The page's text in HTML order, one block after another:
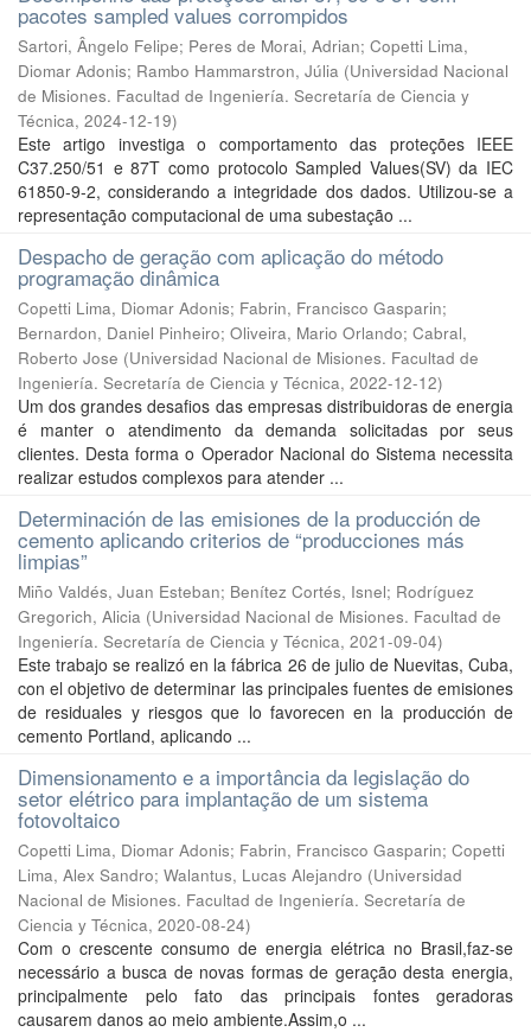
pacotes sampled values corrompidos
Sartori, Ângelo Felipe; Peres de Morai, Adrian; Copetti Lima,
Diomar Adonis; Rambo Hammarstron, Júlia (Universidad Nacional
de Misiones. Facultad de Ingeniería. Secretaría de Ciencia y
Técnica, 2024-12-19)
Este artigo investiga o comportamento das proteções IEEE
C37.250/51 e 87T como protocolo Sampled Values(SV) da IEC
61850-9-2, considerando a integridade dos dados. Utilizou-se a
representação computacional de uma subestação ...
Despacho de geração com aplicação do método
programação dinâmica
Copetti Lima, Diomar Adonis; Fabrin, Francisco Gasparin;
Bernardon, Daniel Pinheiro; Oliveira, Mario Orlando; Cabral,
Roberto Jose (Universidad Nacional de Misiones. Facultad de
Ingeniería. Secretaría de Ciencia y Técnica, 2022-12-12)
Um dos grandes desafios das empresas distribuidoras de energia
é manter o atendimento da demanda solicitadas por seus
clientes. Desta forma o Operador Nacional do Sistema necessita
realizar estudos complexos para atender ...
Determinación de las emisiones de la producción de
cemento aplicando criterios de “producciones más
limpias”
Miño Valdés, Juan Esteban; Benítez Cortés, Isnel; Rodríguez
Gregorich, Alicia (Universidad Nacional de Misiones. Facultad de
Ingeniería. Secretaría de Ciencia y Técnica, 2021-09-04)
Este trabajo se realizó en la fábrica 26 de julio de Nuevitas, Cuba,
con el objetivo de determinar las principales fuentes de emisiones
de residuales y riesgos que lo favorecen en la producción de
cemento Portland, aplicando ...
Dimensionamento e a importância da legislação do
setor elétrico para implantação de um sistema
fotovoltaico
Copetti Lima, Diomar Adonis; Fabrin, Francisco Gasparin; Copetti
Lima, Alex Sandro; Walantus, Lucas Alejandro (Universidad
Nacional de Misiones. Facultad de Ingeniería. Secretaría de
Ciencia y Técnica, 2020-08-24)
Com o crescente consumo de energia elétrica no Brasil,faz-se
necessário a busca de novas formas de geração desta energia,
principalmente pelo fato das principais fontes geradoras
causarem danos ao meio ambiente.Assim,o ...